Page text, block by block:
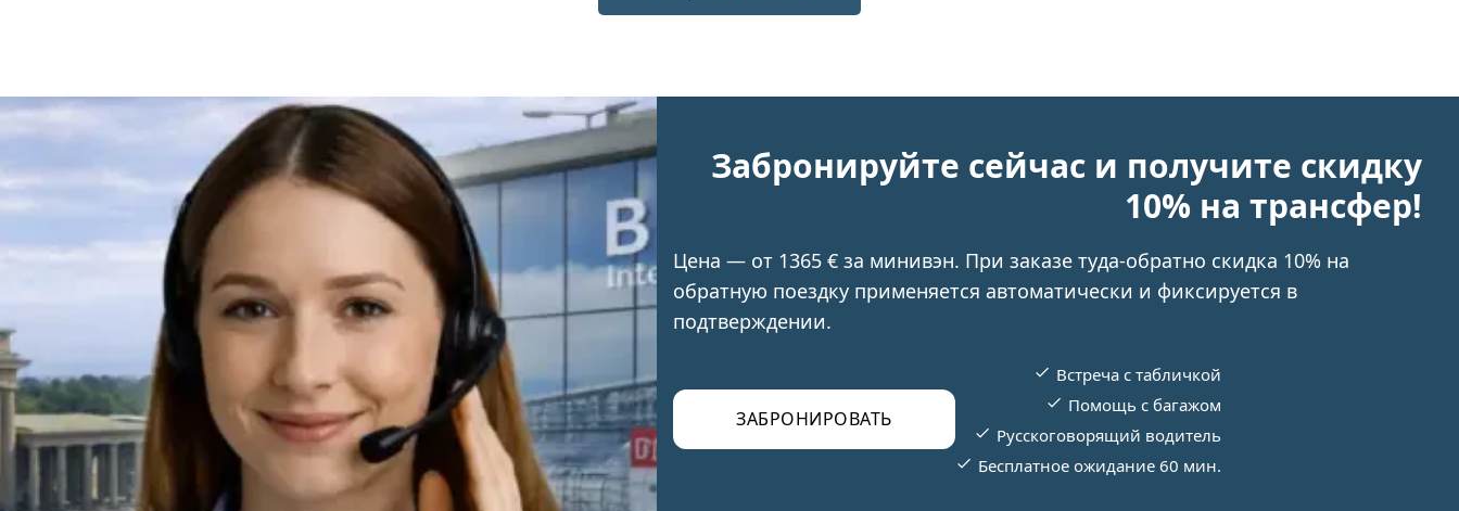
Забронируйте сейчас и получите скидку
10% на трансфер!
Цена — от 1365 € за минивэн. При заказе туда-обратно скидка 10% на
обратную поездку применяется автоматически и фиксируется в
подтверждении.
ЗАБРОНИРОВАТЬ
Встреча с табличкой
Помощь с багажом
Русскоговорящий водитель
Бесплатное ожидание 60 мин.